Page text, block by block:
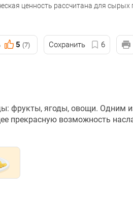
ценность рассчитана для сырых
5 (7) Сохранить 6
фрукты, ягоды, овощи. Одним
прекрасную возможность